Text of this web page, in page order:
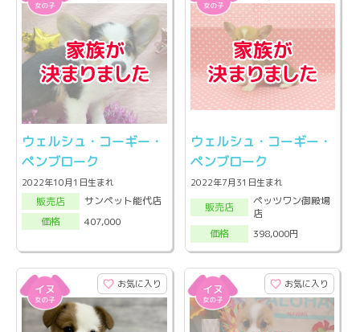
ウェルシュ・コーギー・
ペンブローク
2022年10月1日生まれ
販売店
サンペット能代店
価格
407,000
ウェルシュ・コーギー・
ペンブローク
2022年7月31日生まれ
販売店
ペッツワン御殿場
店
価格
398,000円
お気に入り お気に入り